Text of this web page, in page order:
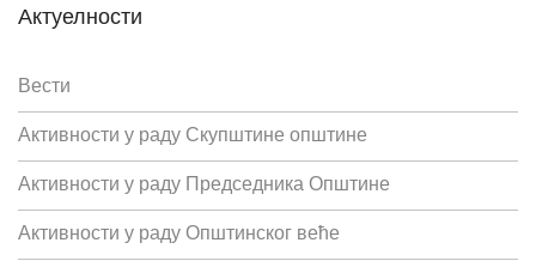
Актуелности
Вести
Активности у раду Скупштине општине
Активности у раду Председника Општине
Активности у раду Општинског веће